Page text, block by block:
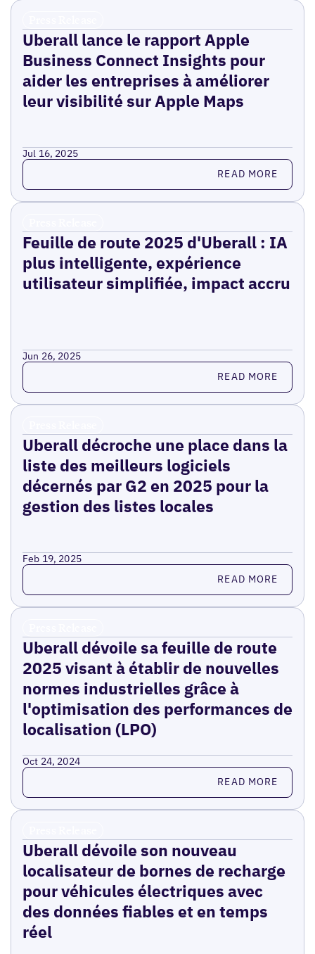
Uberall lance le rapport Apple
Business Connect Insights pour
aider les entreprises à améliorer
leur visibilité sur Apple Maps
Jul 16, 2025
Read more READ MORE
Feuille de route 2025 d'Uberall : IA
plus intelligente, expérience
utilisateur simplifiée, impact accru
Jun 26, 2025
Read more READ MORE
Uberall décroche une place dans la
liste des meilleurs logiciels
décernés par G2 en 2025 pour la
gestion des listes locales
Feb 19, 2025
Read more READ MORE
Uberall dévoile sa feuille de route
2025 visant à établir de nouvelles
normes industrielles grâce à
l'optimisation des performances de
localisation (LPO)
Oct 24, 2024
Read more READ MORE
Uberall dévoile son nouveau
localisateur de bornes de recharge
pour véhicules électriques avec
des données fiables et en temps
réel